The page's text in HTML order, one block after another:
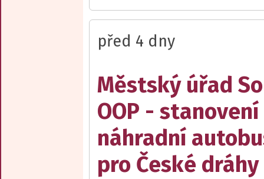
před 4 dny
Městský úřad
OOP -
náhradní
pro České dráhy